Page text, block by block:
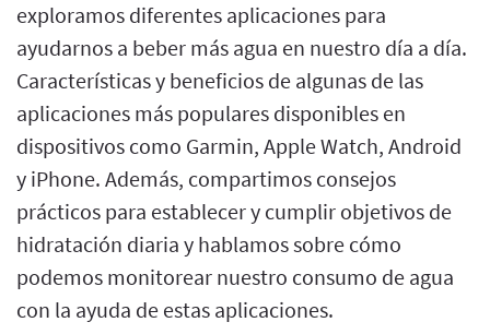
exploramos diferentes aplicaciones para
ayudarnos a beber más agua en nuestro día a día.
Características y beneficios de algunas de las
aplicaciones más populares disponibles en
dispositivos como Garmin, Apple Watch, Android
y iPhone. Además, compartimos consejos
prácticos para establecer y cumplir objetivos de
hidratación diaria y hablamos sobre cómo
podemos monitorear nuestro consumo de agua
con la ayuda de estas aplicaciones.